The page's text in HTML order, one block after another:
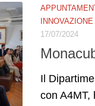
17/07/2024
Il
con A4MT,